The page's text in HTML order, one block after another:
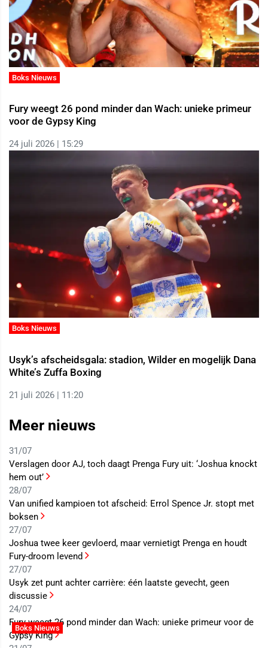
Boks Nieuws
Boks Nieuws
Fury weegt 26 pond minder dan Wach: unieke primeur
voor de Gypsy King
24 juli 2026 | 15:29
Boks Nieuws
Usyk’s afscheidsgala: stadion, Wilder en mogelijk Dana
White’s Zuffa Boxing
21 juli 2026 | 11:20
Meer nieuws
31/07
Verslagen door AJ, toch daagt Prenga Fury uit: ‘Joshua knockt
hem out’
28/07
Van unified kampioen tot afscheid: Errol Spence Jr. stopt met
boksen
27/07
Joshua twee keer gevloerd, maar vernietigt Prenga en houdt
Fury-droom levend
27/07
Usyk zet punt achter carrière: één laatste gevecht, geen
discussie
24/07
Fury weegt 26 pond minder dan Wach: unieke primeur voor de
Gypsy King